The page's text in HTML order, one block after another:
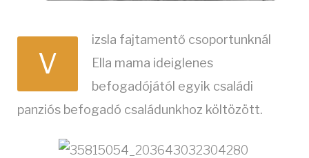
V
izsla fajtamentő csoportunknál
Ella mama ideiglenes
befogadójától egyik családi
panziós befogadó családunkhoz költözött.